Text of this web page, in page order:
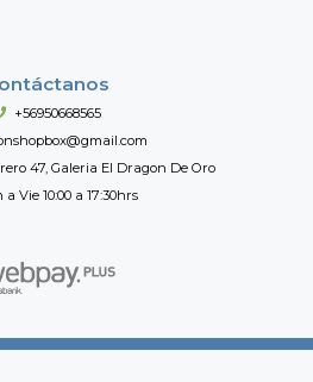
+56950668565
47, Galeria El Dragon De Oro
a Vie 10:00 a 17:30hrs